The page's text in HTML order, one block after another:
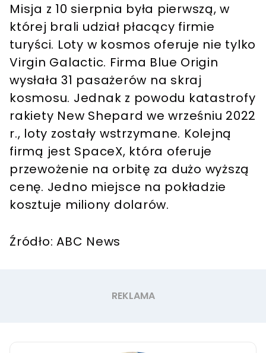
Misja z 10 sierpnia była pierwszą, w
której brali udział płacący firmie
turyści. Loty w kosmos oferuje nie tylko
Virgin Galactic. Firma Blue Origin
wysłała 31 pasażerów na skraj
kosmosu. Jednak z powodu katastrofy
rakiety New Shepard we wrześniu 2022
r., loty zostały wstrzymane. Kolejną
firmą jest SpaceX, która oferuje
przewożenie na orbitę za dużo wyższą
cenę. Jedno miejsce na pokładzie
kosztuje miliony dolarów.
Źródło: ABC News